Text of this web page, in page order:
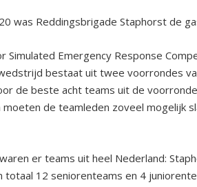
was Reddingsbrigade Staphorst de
Simulated Emergency Response
bestaat uit twee voorrondes
de beste acht teams uit de
moeten de teamleden zoveel mogelijk
er teams uit heel Nederland:
totaal 12 seniorenteams en 4